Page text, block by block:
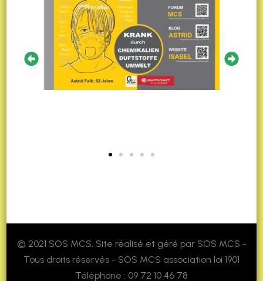
© 2021 SOS MCS. Site réalisé et géré par SOS MCS -
Tous droits réservés - SOS MCS association loi 1901
Téléphone : 09 72 10 46 78